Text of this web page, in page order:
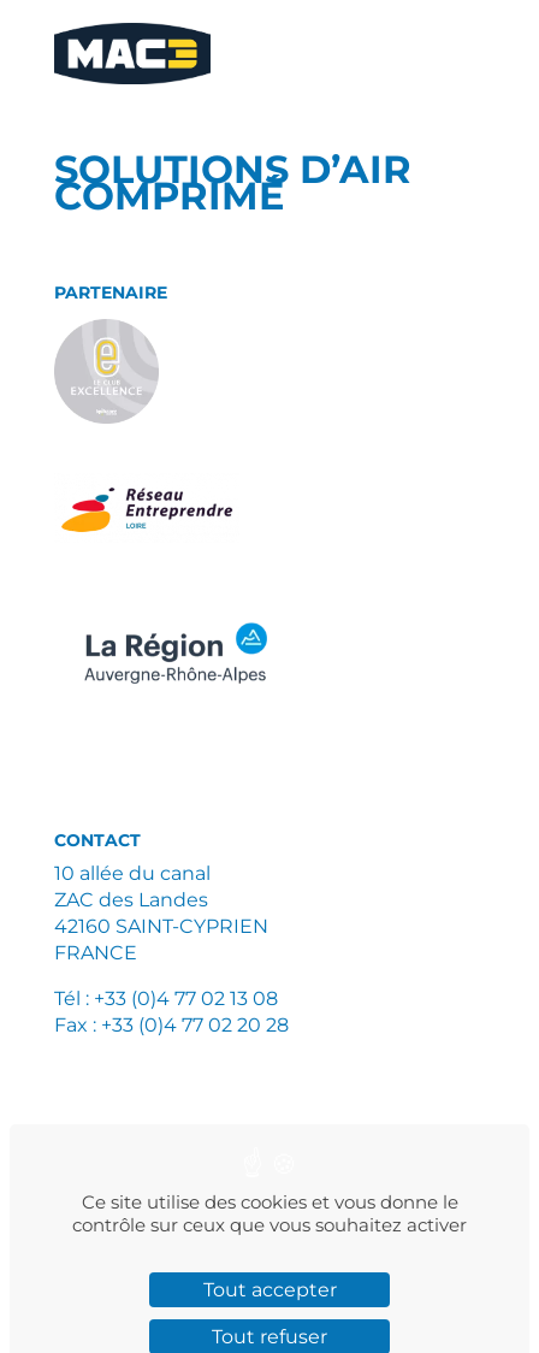
SOLUTIONS D’AIR
COMPRIMÉ
PARTENAIRE
CONTACT
10 allée du canal
ZAC des Landes
42160 SAINT-CYPRIEN
FRANCE
Tél : +33 (0)4 77 02 13 08
Fax : +33 (0)4 77 02 20 28
POLITIQUE DE CONFIDENTIALITÉ
FacebookInstagram
LinkedIn
TwitterYouTube
Ce site utilise des cookies et vous donne le
contrôle sur ceux que vous souhaitez activer
Tout accepter
Tout refuser